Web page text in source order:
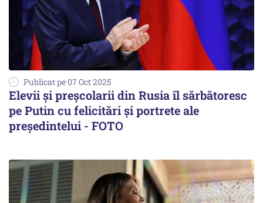
Publicat pe 07 Oct 2025
Elevii și preșcolarii din Rusia îl sărbătoresc
pe Putin cu felicitări și portrete ale
președintelui - FOTO